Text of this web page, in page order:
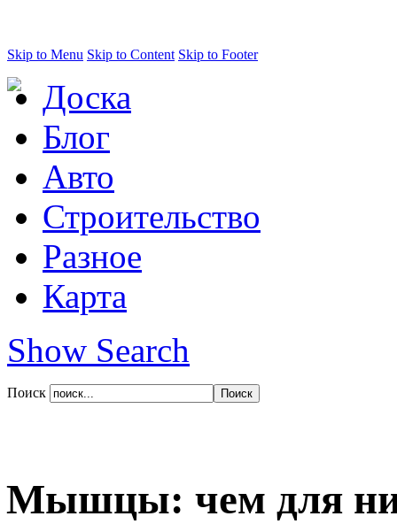
Skip to Menu Skip to Content Skip to Footer
Доска
Блог
Авто
Строительство
Разное
Карта
Show Search
Поиск
Мышцы: чем для них